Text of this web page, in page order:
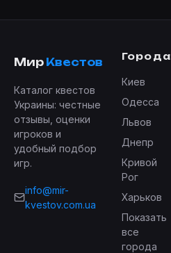
Мир Квестов
Каталог квестов
Украины: честные
отзывы, оценки
игроков и
удобный подбор
игр.
info@mir-
kvestov.com.ua
Города
Киев
Одесса
Львов
Днепр
Кривой
Рог
Харьков
Показать
все
города